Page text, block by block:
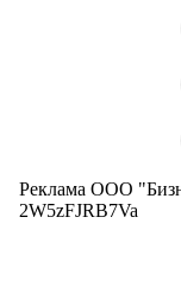
Реклама ООО
2W5zFJRB7Va